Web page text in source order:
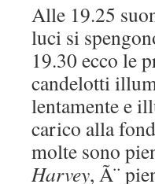
Alle 19.25
luci si
19.30 ecco le
candelotti
lentamente e
carico alla
molte sono
Harvey, Ã¨